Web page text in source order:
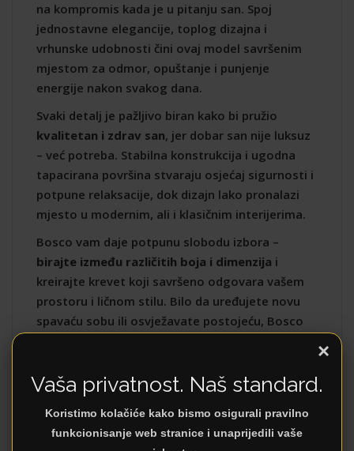
na kompromis kada je u pitanju san. Spoj
jednostavne elegancije, toplog dizajna i
vrhunske udobnosti čini ovaj model savršenim
mjestom za odmor, opuštanje i punjenje
energije nakon svakog dana.
Svaki detalj je pažljivo biran kako bi pružio
kvalitetan i zdrav san, jer dobar san nije luksuz
– već potreba. Stabilna konstrukcija i ugodna
tapacirana površina stvaraju osjećaj sigurnosti i
potpune relaksacije, dok dizajn lako pronalazi
mjesto u modernim, ali i klasičnim interijerima.
Bosco vam daje potpunu slobodu izbora –
birajte između različitih boja i dimenzija i
kreirajte krevet koji savršeno odgovara vašem
prostoru i ličnom stilu. Bilo da uređujete novu
spavaću sobu ili osvježavate postojeću, Bosco
pogledati i isprobati uprodajnom salonu Dezen
Namještaj
×
Vaša privatnost. Naš standard.
Koristimo kolačiće kako bismo osigurali pravilno
funkcionisanje web stranice i unaprijedili vaše